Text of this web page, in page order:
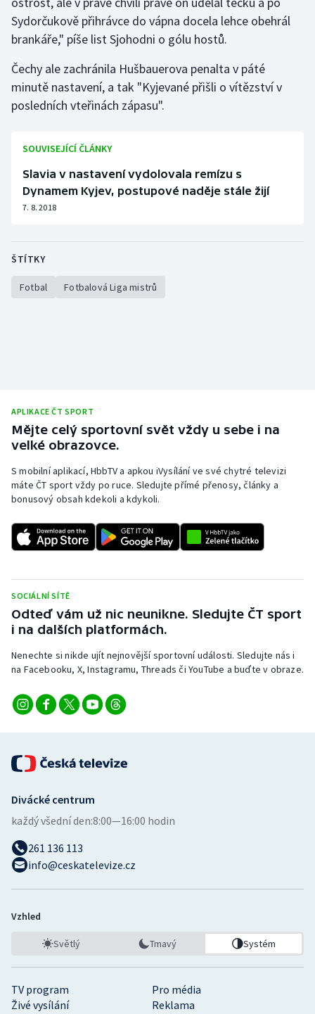
Short track
Sportovní střelba
Stolní tenis
Triatlon
Veslování
Vodní slalom
Volejbal
Sydorčukově přihrávce do vápna docela lehce obehrál
brankáře," píše list Sjohodni o gólu hostů.
Čechy ale zachránila Hušbauerova penalta v páté
minutě nastavení, a tak "Kyjevané přišli o vítězství v
posledních vteřinách zápasu".
SOUVISEJÍCÍ ČLÁNKY
Slavia v nastavení vydolovala remízu s
Dynamem Kyjev, postupové naděje stále žijí
7. 8. 2018
ŠTÍTKY
Fotbal Fotbalová Liga mistrů
APLIKACE ČT SPORT
Mějte celý sportovní svět vždy u sebe i na
velké obrazovce.
S mobilní aplikací, HbbTV a apkou iVysílání ve své chytré televizi
máte ČT sport vždy po ruce. Sledujte přímé přenosy, články a
bonusový obsah kdekoli a kdykoli.
SOCIÁLNÍ SÍTĚ
Odteď vám už nic neunikne. Sledujte ČT sport
i na dalších platformách.
Nenechte si nikde ujít nejnovější sportovní události. Sledujte nás i
na Facebooku, X, Instagramu, Threads či YouTube a buďte v obraze.
TV program
Pro média
Živé vysílání
Reklama
Divácké centrum
každý všední den:8:00—16:00 hodin
261 136 113
info@ceskatelevize.cz
Vzhled
Světlý Tmavý Systém